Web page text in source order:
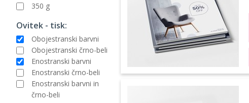
350 g
Ovitek - tisk:
Obojestranski barvni
Obojestranski črno-beli
Enostranski barvni
Enostranski črno-beli
Enostranski barvni in
črno-beli